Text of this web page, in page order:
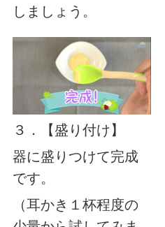
しましょう。
３．【盛り付け】
器に盛りつけて完成
です。
（耳かき１杯程度の